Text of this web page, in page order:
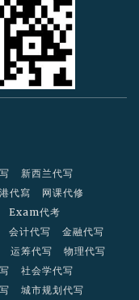
新西兰代写
代寫
网课代修
Exam代考
会计代写
金融代写
运筹代写
物理代写
社会学代写
城市规划代写